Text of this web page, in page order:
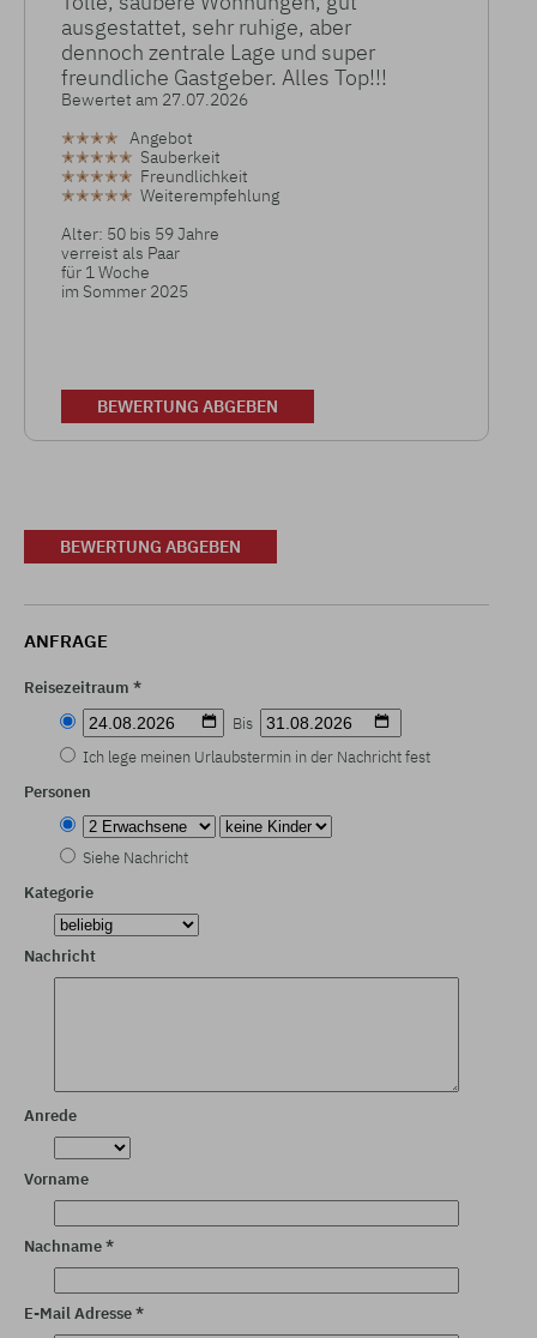
ausgestattet, sehr ruhige, aber
dennoch zentrale Lage und super
freundliche Gastgeber. Alles Top!!!
Bewertet am 27.07.2026
✭✭✭✭ Angebot
✭✭✭✭✭ Sauberkeit
✭✭✭✭✭ Freundlichkeit
✭✭✭✭✭ Weiterempfehlung
Alter: 50 bis 59 Jahre
verreist als Paar
für 1 Woche
im Sommer 2025
BEWERTUNG ABGEBEN
BEWERTUNG ABGEBEN
ANFRAGE
Reisezeitraum *
Bis
Ich lege meinen Urlaubstermin in der Nachricht fest
Personen
Siehe Nachricht
Kategorie
Nachricht
Anrede
Vorname
Nachname *
E-Mail Adresse *